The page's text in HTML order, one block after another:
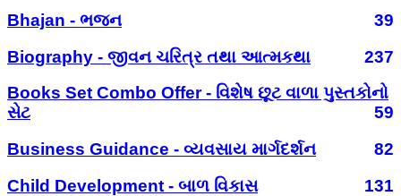
Bhajan - ભજન
39
Biography - જીવન ચરિત્ર તથા આત્મકથા
237
Books Set Combo Offer - વિશેષ છૂટ વાળા પુસ્તકોનો
સેટ
59
Business Guidance - વ્યવસાય માર્ગદર્શન
82
Child Development - બાળ વિકાસ
131